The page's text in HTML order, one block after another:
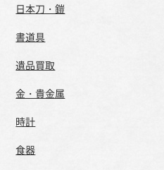
日本刀・鎧
書道具
遺品買取
金・貴金属
時計
食器